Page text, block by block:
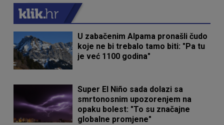
U zabačenim Alpama pronašli čudo
koje ne bi trebalo tamo biti: "Pa tu
je već 1100 godina"
Super El Niño sada dolazi sa
smrtonosnim upozorenjem na
opaku bolest: "To su značajne
globalne promjene"